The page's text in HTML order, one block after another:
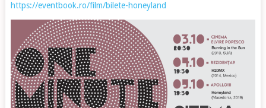
https://eventbook.ro/film/bilete-honeyland